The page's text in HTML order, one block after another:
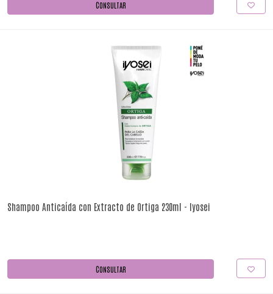
CONSULTAR
Shampoo Anticaída con Extracto de Ortiga 230ml - Iyosei
CONSULTAR